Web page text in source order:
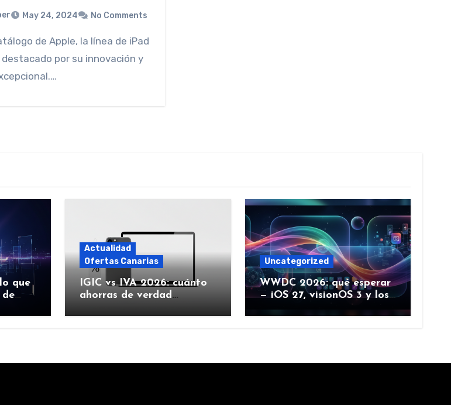
May 24, 2024 No Comments
por su innovación y
que
Actualidad
Ofertas Canarias
IGIC vs IVA 2026: cuánto
ahorras de verdad
Canarias
Uncategorized
WWDC 2026: qué esperar
— iOS 27, visionOS 3 y los
rumores creíbles